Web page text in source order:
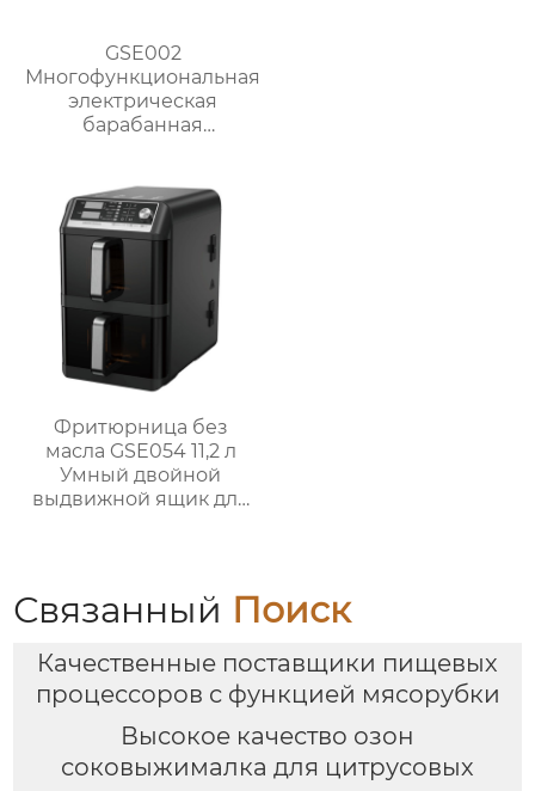
GSE002
Многофункциональная
электрическая
барабанная
Фритюрница без
масла GSE054 11,2 л
Умный двойной
выдвижной ящик для
Связанный Поиск
Качественные поставщики пищевых
процессоров с функцией мясорубки
Высокое качество озон
соковыжималка для цитрусовых